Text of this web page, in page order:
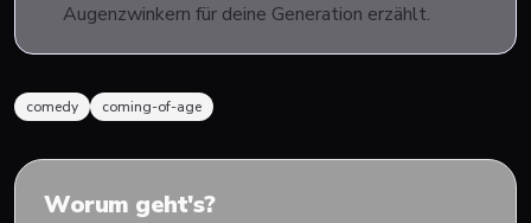
Augenzwinkern für deine Generation erzählt.
comedy coming-of-age
Worum geht's?